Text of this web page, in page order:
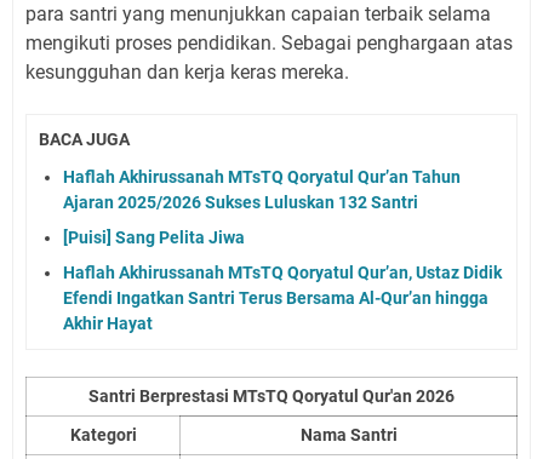
para santri yang menunjukkan capaian terbaik selama
mengikuti proses pendidikan. Sebagai penghargaan atas
kesungguhan dan kerja keras mereka.
BACA JUGA
Haflah Akhirussanah MTsTQ Qoryatul Qur’an Tahun
Ajaran 2025/2026 Sukses Luluskan 132 Santri
[Puisi] Sang Pelita Jiwa
Haflah Akhirussanah MTsTQ Qoryatul Qur’an, Ustaz Didik
Efendi Ingatkan Santri Terus Bersama Al-Qur’an hingga
Akhir Hayat
Santri Berprestasi MTsTQ Qoryatul Qur'an 2026
Kategori
Nama Santri